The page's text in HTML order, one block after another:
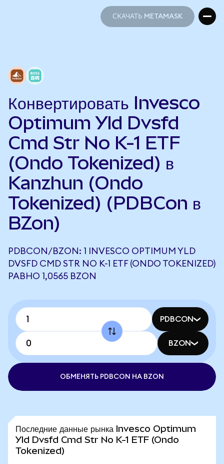
СКАЧАТЬ METAMASK
Конвертировать Invesco
Optimum Yld Dvsfd
Cmd Str No K-1 ETF
(Ondo Tokenized) в
Kanzhun (Ondo
Tokenized) (PDBCon в
BZon)
PDBCON/BZON: 1 INVESCO OPTIMUM YLD
DVSFD CMD STR NO K-1 ETF (ONDO TOKENIZED)
РАВНО 1,0565 BZON
PDBCON
BZON
ОБМЕНЯТЬ PDBCON НА BZON
Последние данные рынка Invesco Optimum
Yld Dvsfd Cmd Str No K-1 ETF (Ondo
Tokenized)